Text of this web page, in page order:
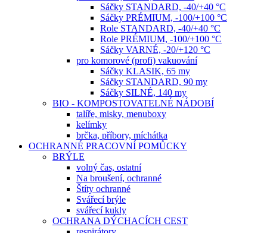
Sáčky STANDARD, -40/+40 °C
Sáčky PRÉMIUM, -100/+100 °C
Role STANDARD, -40/+40 °C
Role PRÉMIUM, -100/+100 °C
Sáčky VARNÉ, -20/+120 °C
pro komorové (profi) vakuování
Sáčky KLASIK, 65 my
Sáčky STANDARD, 90 my
Sáčky SILNÉ, 140 my
BIO - KOMPOSTOVATELNÉ NÁDOBÍ
talíře, misky, menuboxy
kelímky
brčka, příbory, míchátka
OCHRANNÉ PRACOVNÍ POMŮCKY
BRÝLE
volný čas, ostatní
Na broušení, ochranné
Štíty ochranné
Svářecí brýle
svářecí kukly
OCHRANA DÝCHACÍCH CEST